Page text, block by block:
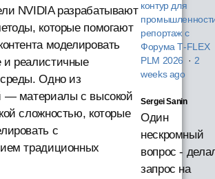
NVIDIA разрабатывают
которые помогают
моделировать
реалистичные
Одно из
— материалы с высокой
сложностью, которые
с
традиционных
контур для
репортаж с
Форума T‑FLEX
PLM 2026 · 2
weeks ago
Sergei Sanin
Один
нескромный
вопрос -
запрос на